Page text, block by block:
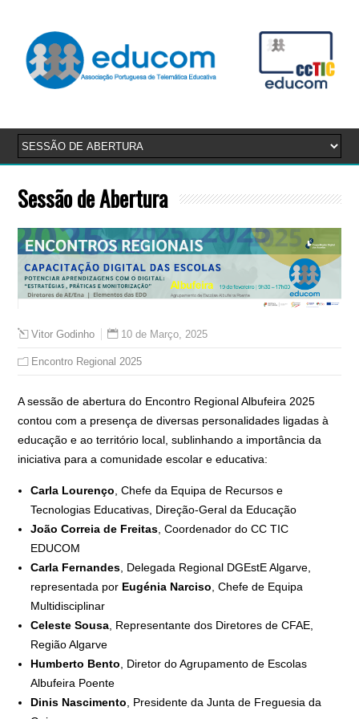
Sessão de Abertura
Vitor Godinho 10 de Março, 2025
Encontro Regional 2025
A sessão de abertura do Encontro Regional Albufeira 2025
contou com a presença de diversas personalidades ligadas à
educação e ao território local, sublinhando a importância da
iniciativa para a comunidade escolar e educativa:
Carla Lourenço , Chefe da Equipa de Recursos e
Tecnologias Educativas, Direção-Geral da Educação
João Correia de Freitas , Coordenador do CC TIC
EDUCOM
Carla Fernandes , Delegada Regional DGEstE Algarve,
representada por Eugénia Narciso , Chefe de Equipa
Multidisciplinar
Celeste Sousa , Representante dos Diretores de CFAE,
Região Algarve
Humberto Bento , Diretor do Agrupamento de Escolas
Albufeira Poente
Dinis Nascimento , Presidente da Junta de Freguesia da